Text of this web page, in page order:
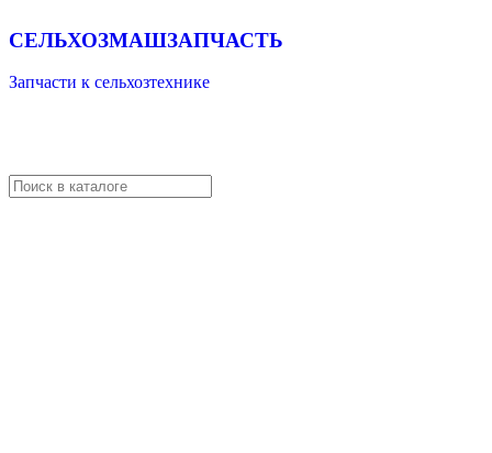
СЕЛЬХОЗМАШЗАПЧАСТЬ
Запчасти к сельхозтехнике